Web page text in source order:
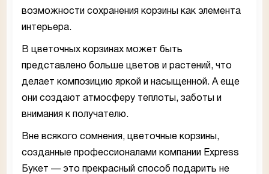
возможности сохранения корзины как элемента
интерьера.
В цветочных корзинах может быть
представлено больше цветов и растений, что
делает композицию яркой и насыщенной. А еще
они создают атмосферу теплоты, заботы и
внимания к получателю.
Вне всякого сомнения, цветочные корзины,
созданные профессионалами компании Express
Букет — это прекрасный способ подарить не